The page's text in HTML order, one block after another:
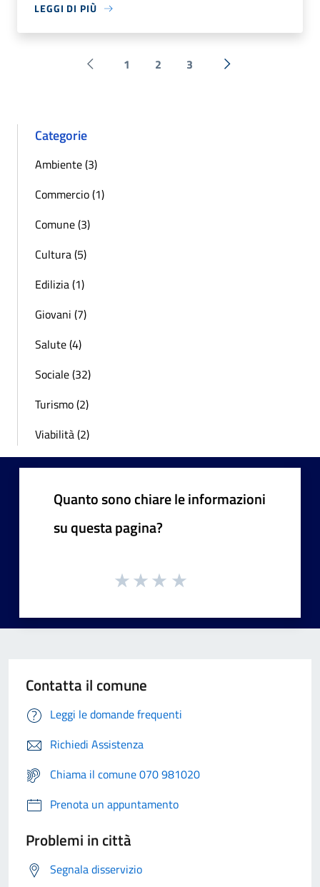
LEGGI DI PIÙ
Pagina precedente
1 2 3 Successiva »
Categorie
Ambiente (3)
Commercio (1)
Comune (3)
Cultura (5)
Edilizia (1)
Giovani (7)
Salute (4)
Sociale (32)
Turismo (2)
Viabilità (2)
Quanto sono chiare le informazioni
su questa pagina?
Contatta il comune
Leggi le domande frequenti
Richiedi Assistenza
Chiama il comune 070 981020
Prenota un appuntamento
Problemi in città
Segnala disservizio